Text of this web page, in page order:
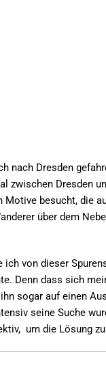
nach Dresden
zwischen Dresden
Motive besucht, die
über dem
ich von dieser
Denn dass sich
sogar auf einen
seine Suche
um die Lösung